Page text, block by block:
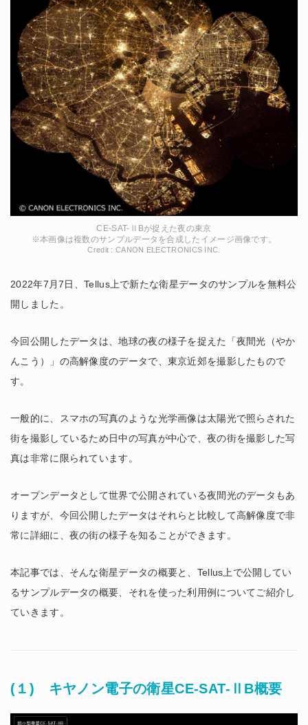
CE-SAT-ⅡBが捉えた夜の東京
※本画像は複数のサンプルデータを合成したイメージ画像です。
Credit : CANON ELECTRONICS INC.
2022年7月7日、Tellus上で新たな衛星データのサンプルを無料公
開しました。
今回公開したデータは、地球の夜の様子を捉えた「夜間光（やか
んこう）」の高解像度のデータで、東京近郊を撮影したもので
す。
一般的に、スマホの写真のような光学画像は太陽光で照らされた
街を撮影しているため日中の写真が中心で、夜の街を撮影した写
真は非常に限られています。
オープンデータとして世界で公開されている夜間光のデータもあ
りますが、今回公開したデータはそれらと比較して高解像度で非
常に詳細に、夜の街の様子を知ることができます。
本記事では、そんな衛星データの概要と、Tellus上で公開してい
るサンプルデータの概要、それを使った利用例についてご紹介し
ていきます。
(１) キヤノン電子の衛星CE-SAT-ⅡB概要